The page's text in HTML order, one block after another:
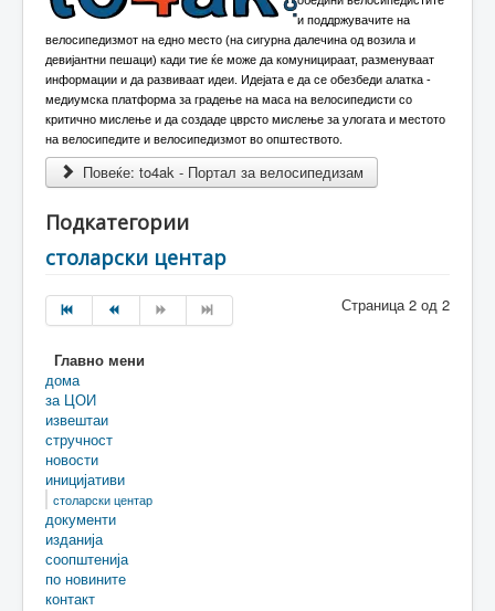
и поддржувачите на
велосипедизмот на едно место (на сигурна далечина од возила и
девијантни пешаци) кади тие ќе може да комуницираат, разменуваат
информации и да развиваат идеи. Идејата е да се обезбеди алатка -
медиумска платформа за градење на маса на велосипедисти со
критично мислење и да создаде цврсто мислење за улогата и местото
на велосипедите и велосипедизмот во општеството.
Повеќе: to4ak - Портал за велосипедизам
Подкатегории
столарски центар
Страница 2 од 2
Главно мени
дома
за ЦОИ
извештаи
стручност
новости
иницијативи
столарски центар
документи
изданија
соопштенија
по новините
контакт